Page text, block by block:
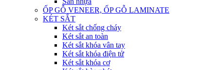
ỐP GỖ VENEER, ỐP GỖ LAMINATE
KÉT SẮT
Két sắt chống cháy
Két sắt an toàn
Két sắt khóa vân tay
Két sắt khóa điện tử
Két sắt khóa cơ